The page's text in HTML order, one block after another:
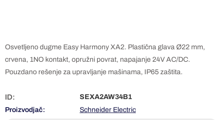
Osvetljeno dugme Easy Harmony XA2. Plastična glava Ø22 mm,
crvena, 1NO kontakt, opružni povrat, napajanje 24V AC/DC.
Pouzdano rešenje za upravljanje mašinama, IP65 zaštita.
ID:
SEXA2AW34B1
Proizvodjač:
Schneider Electric